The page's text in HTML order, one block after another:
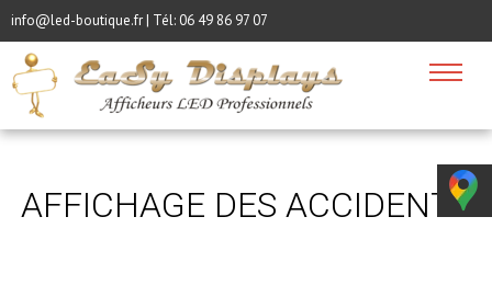
info@led-boutique.fr | Tél: 06 49 86 97 07
AFFICHAGE DES ACCIDENTS